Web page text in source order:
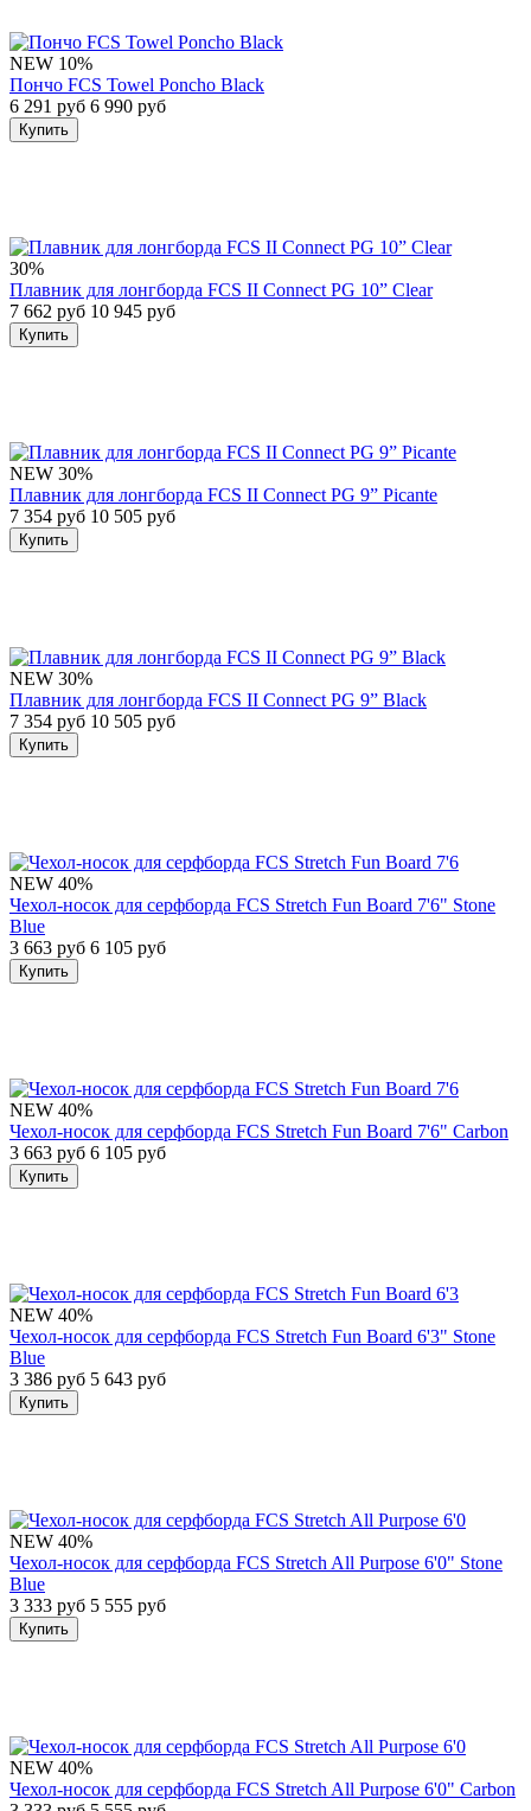
NEW 10%
Пончо FCS Towel Poncho Black
6 291 руб 6 990 руб
Купить
30%
Плавник для лонгборда FCS II Connect PG 10” Clear
7 662 руб 10 945 руб
Купить
NEW 30%
Плавник для лонгборда FCS II Connect PG 9” Picante
7 354 руб 10 505 руб
Купить
NEW 30%
Плавник для лонгборда FCS II Connect PG 9” Black
7 354 руб 10 505 руб
Купить
NEW 40%
Чехол-носок для серфборда FCS Stretch Fun Board 7'6" Stone
Blue
3 663 руб 6 105 руб
Купить
NEW 40%
Чехол-носок для серфборда FCS Stretch Fun Board 7'6" Carbon
3 663 руб 6 105 руб
Купить
NEW 40%
Чехол-носок для серфборда FCS Stretch Fun Board 6'3" Stone
Blue
3 386 руб 5 643 руб
Купить
NEW 40%
Чехол-носок для серфборда FCS Stretch All Purpose 6'0" Stone
Blue
3 333 руб 5 555 руб
Купить
NEW 40%
Чехол-носок для серфборда FCS Stretch All Purpose 6'0" Carbon